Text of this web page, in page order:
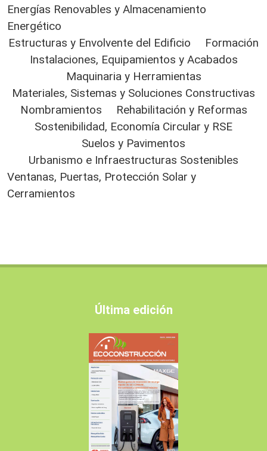
Energías Renovables y Almacenamiento
Energético
Estructuras y Envolvente del Edificio
Formación
Instalaciones, Equipamientos y Acabados
Maquinaria y Herramientas
Materiales, Sistemas y Soluciones Constructivas
Nombramientos
Rehabilitación y Reformas
Sostenibilidad, Economía Circular y RSE
Suelos y Pavimentos
Urbanismo e Infraestructuras Sostenibles
Ventanas, Puertas, Protección Solar y
Cerramientos
Última edición